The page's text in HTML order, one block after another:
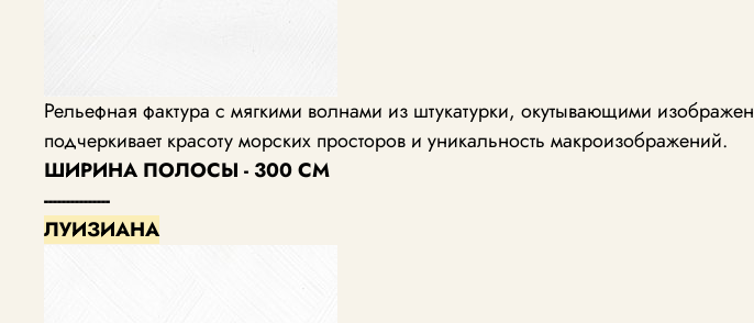
Рельефная фактура с мягкими волнами из штукатурки, окутывающими
подчеркивает красоту морских просторов и уникальность макроизображений.
ШИРИНА ПОЛОСЫ - 300 СМ
---------------
ЛУИЗИАНА